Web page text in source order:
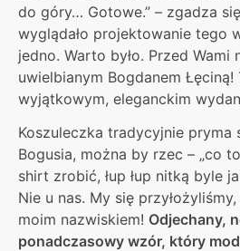
do góry… Gotowe.” – zgadza
wyglądało projektowanie tego
jedno. Warto było. Przed
uwielbianym Bogdanem Łęciną!
wyjątkowym, eleganckim
Koszuleczka tradycyjnie pryma
Bogusia, można by rzec – „co
shirt zrobić, łup łup nitką byle
Nie u nas. My się
moim nazwiskiem! Odjechany,
ponadczasowy wzór, który